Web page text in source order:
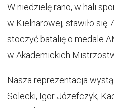
W niedzielę rano, w hali
w Kielnarowej, stawiło się
stoczyć batalię o medale
w Akademickich
Nasza reprezentacja
Solecki, Igor Józefczyk,